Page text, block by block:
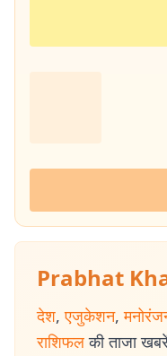
Prabhat
देश, एजुकेशन,
राशिफल की ताजा